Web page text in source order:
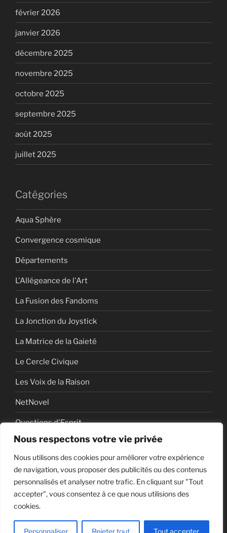
Nous respectons votre vie privée
Nous utilisons des cookies pour améliorer votre expérience
de navigation, vous proposer des publicités ou des contenus
personnalisés et analyser notre trafic. En cliquant sur "Tout
accepter", vous consentez à ce que nous utilisions des
cookies.
Personnaliser Rejeter tout Tout accepter
février 2026
janvier 2026
décembre 2025
novembre 2025
octobre 2025
septembre 2025
août 2025
juillet 2025
Catégories
Aqua Sphère
Convergence cosmique
Départements
L'Allégeance de l'Art
La Fusion des Fandoms
La Jonction du Joystick
La Matrice de la Gaieté
Le Cercle Civique
Les Voix de la Raison
NetNovel
Questions d'Esprit
Série
Série vidéo
WordPress